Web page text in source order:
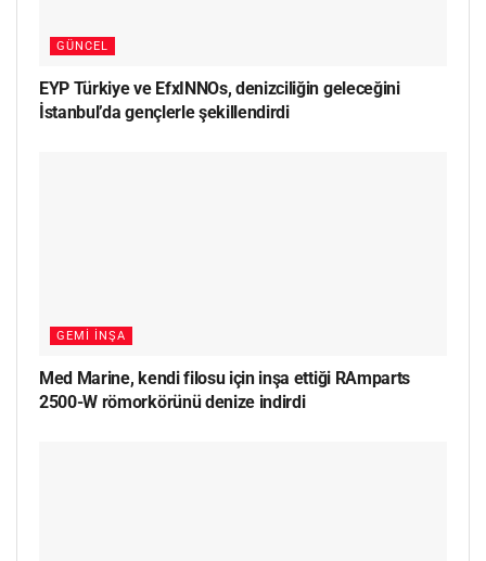
GÜNCEL
EYP Türkiye ve EfxINNOs, denizciliğin geleceğini
İstanbul’da gençlerle şekillendirdi
GEMI İNŞA
Med Marine, kendi filosu için inşa ettiği RAmparts
2500-W römorkörünü denize indirdi